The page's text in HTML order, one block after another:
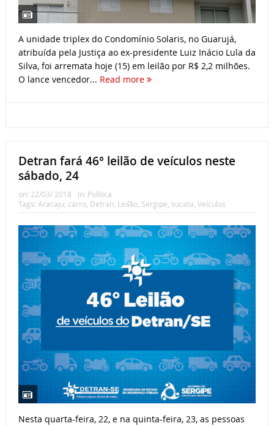
A unidade triplex do Condomínio Solaris, no Guarujá,
atribuída pela Justiça ao ex-presidente Luiz Inácio Lula da
Silva, foi arremata hoje (15) em leilão por R$ 2,2 milhões.
O lance vencedor... Read more
Detran fará 46° leilão de veículos neste
sábado, 24
on: 22/03/ 2018 In: Política
Tags: Aracaju carro, Detran Leilão, Sergipe sucata Veículos
Nesta quarta-feira, 22, e na quinta-feira, 23, as pessoas